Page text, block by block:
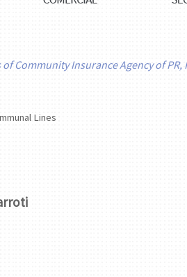
Community Insurance Agency of PR,
Lines